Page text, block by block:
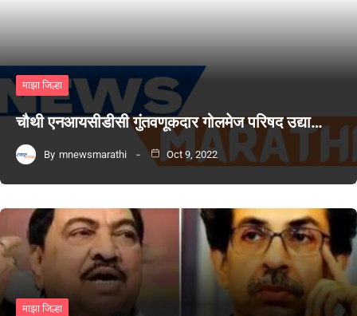
माझा जिल्हा
चौथी एनआयसीडीसी गुंतवणूकदार गोलमेज परिषद उद्या…
By mnewsmarathi Oct 9, 2022
माझा जिल्हा